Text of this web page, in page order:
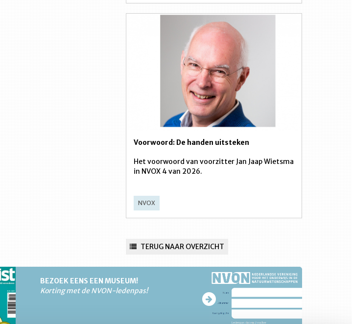
Voorwoord: De handen uitsteken
Het voorwoord van voorzitter Jan Jaap Wietsma
in NVOX 4 van 2026.
NVOX
TERUG NAAR OVERZICHT
BEZOEK EENS EEN MUSEUM!
Korting met de NVON-ledenpas!